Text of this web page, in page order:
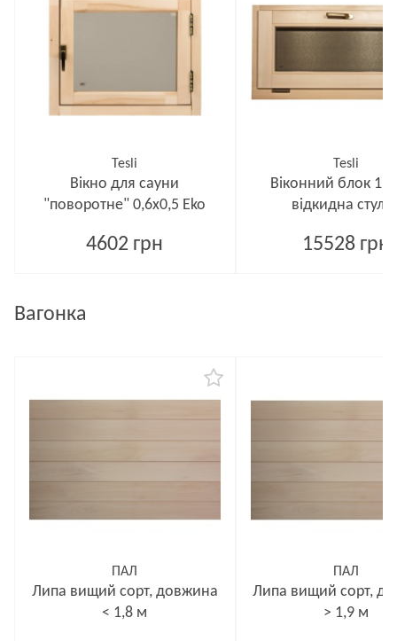
Tesli
Вікно для сауни
"поворотне" 0,6х0,5 Еko
4602 грн
Tesli
Віконний блок
відкидна
15528 грн
Вагонка
ПАЛ
Липа вищий сорт, довжина
< 1,8 м
ПАЛ
Липа вищий сорт,
> 1,9 м